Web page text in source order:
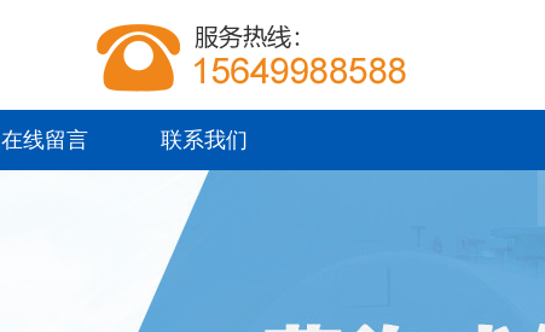
在线留言 联系我们